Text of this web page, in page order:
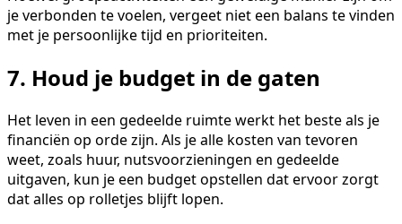
je verbonden te voelen, vergeet niet een balans te vinden
met je persoonlijke tijd en prioriteiten.
7. Houd je budget in de gaten
Het leven in een gedeelde ruimte werkt het beste als je
financiën op orde zijn. Als je alle kosten van tevoren
weet, zoals huur, nutsvoorzieningen en gedeelde
uitgaven, kun je een budget opstellen dat ervoor zorgt
dat alles op rolletjes blijft lopen.